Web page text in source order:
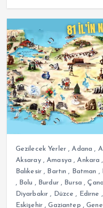
Gezilecek Yerler,Adana ,
Aksaray,Amasya ,Ankara ,
Balıkesir, Bartın , Batman ,
, Bolu , Burdur, Bursa ,
Diyarbakır , Düzce , Edirne ,
Eskişehir,Gaziantep ,